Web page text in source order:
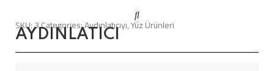
SKU:3Categories:Aydınlatıcıyı,Yüz Ürünleri
AYDINLATICI